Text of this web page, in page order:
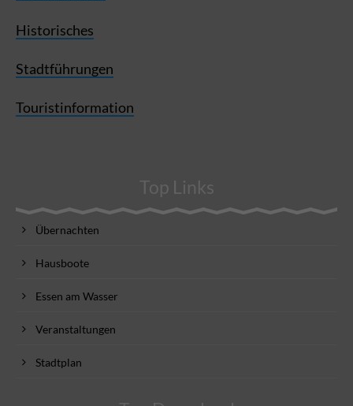
Historisches
Stadtführungen
Touristinformation
Top Links
Übernachten
Hausboote
Essen am Wasser
Veranstaltungen
Stadtplan